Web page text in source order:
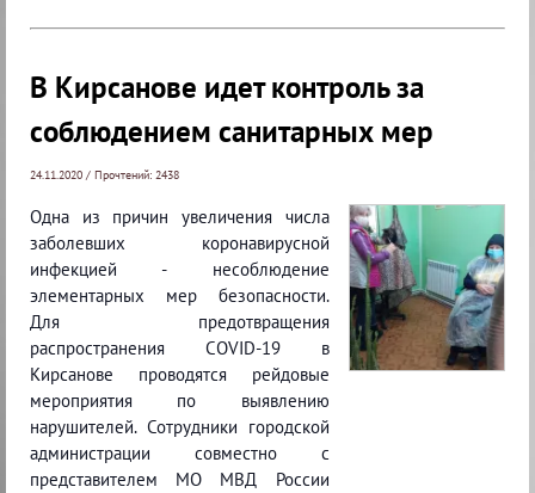
В Кирсанове идет контроль за
соблюдением санитарных мер
24.11.2020 / Прочтений: 2438
Одна из причин увеличения числа
заболевших коронавирусной
инфекцией - несоблюдение
элементарных мер безопасности.
Для предотвращения
распространения COVID-19 в
Кирсанове проводятся рейдовые
мероприятия по выявлению
нарушителей. Сотрудники городской
администрации совместно с
представителем МО МВД России